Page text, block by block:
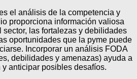
el análisis de la competencia y
proporciona información valiosa
las fortalezas y debilidades
oportunidades que la pyme puede
Incorporar un análisis FODA
debilidades y amenazas) ayuda a
anticipar posibles desafíos.